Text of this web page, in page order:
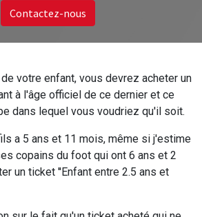
Contactez-nous
votre enfant, vous devrez acheter un
à l'âge officiel de ce dernier et ce
dans lequel vous voudriez qu'il soit.
a 5 ans et 11 mois, même si j'estime
copains du foot qui ont 6 ans et 2
un ticket ''Enfant entre 2.5 ans et